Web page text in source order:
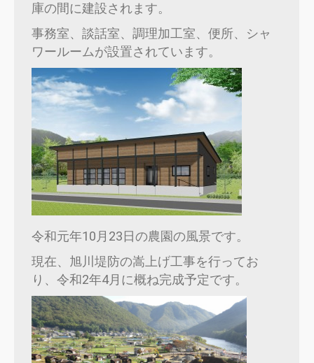
庫の間に建設されます。
事務室、談話室、調理加工室、便所、シャ
ワールームが設置されています。
令和元年10月23日の農園の風景です。
現在、旭川堤防の嵩上げ工事を行ってお
り、令和2年4月に概ね完成予定です。